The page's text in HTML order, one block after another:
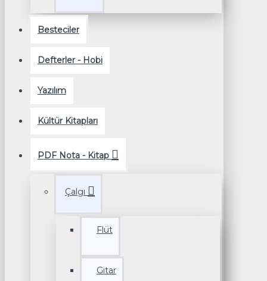
Besteciler
Defterler - Hobi
Yazılım
Kültür Kitapları
PDF Nota - Kitap
Çalgı
Flüt
Gitar